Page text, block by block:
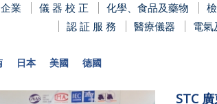
企業 儀 器 校 正 化學、食品及藥物
認 証 服 務
醫療儀器 電氣
日本 美國 德國
STC